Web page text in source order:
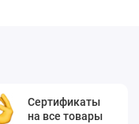
Сертификаты
на все товары